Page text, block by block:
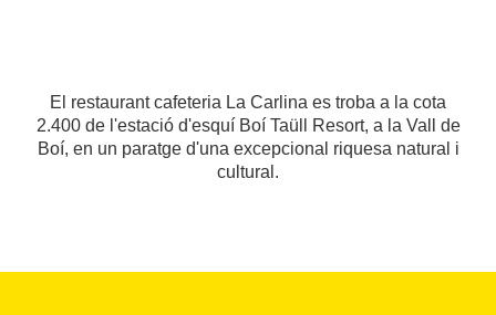
El restaurant cafeteria La Carlina es troba a la cota
2.400 de l'estació d'esquí Boí Taüll Resort, a la Vall de
Boí, en un paratge d'una excepcional riquesa natural i
cultural.